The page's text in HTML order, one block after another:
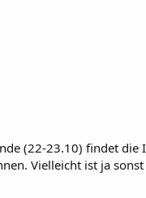
(22-23.10) findet die
Vielleicht ist ja